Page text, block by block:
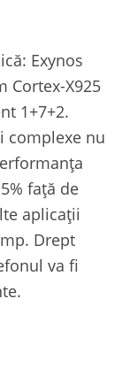
Exynos
Cortex-X925
1+7+2.
complexe nu
față de
aplicații
Drept
va fi